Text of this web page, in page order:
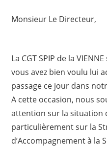
Monsieur Le Directeur,
La CGT SPIP de la
vous avez bien voulu lui
passage ce jour dans
A cette occasion, nous
attention sur la situation
particulièrement sur la
d’Accompagnement à la